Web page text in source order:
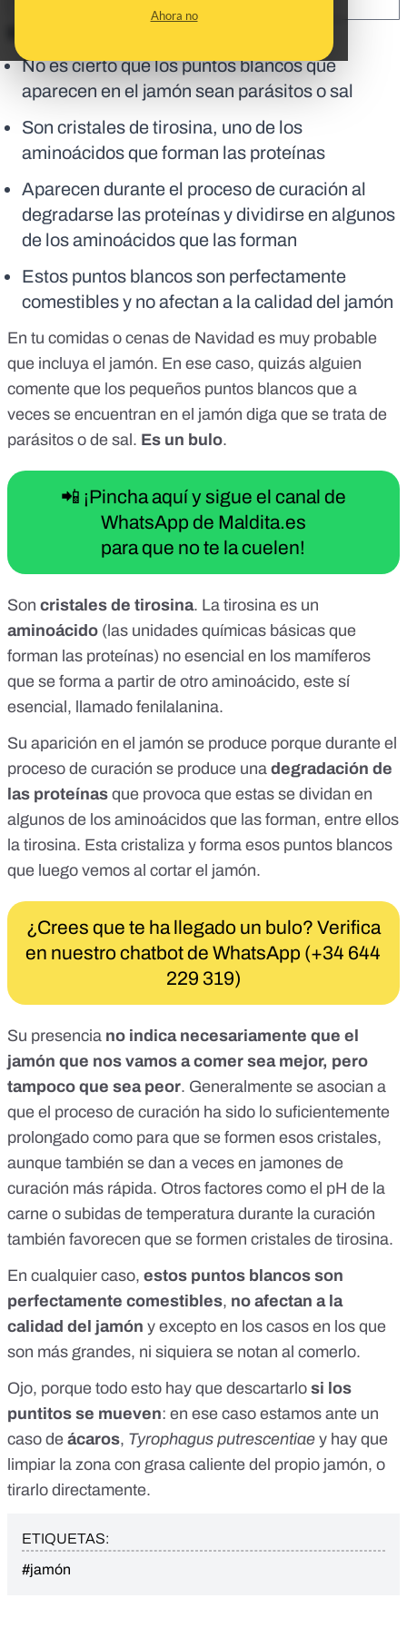
Ahora no
No es cierto que los puntos blancos que
aparecen en el jamón sean parásitos o sal
Son cristales de tirosina, uno de los
aminoácidos que forman las proteínas
Aparecen durante el proceso de curación al
degradarse las proteínas y dividirse en algunos
de los aminoácidos que las forman
Estos puntos blancos son perfectamente
comestibles y no afectan a la calidad del jamón
En tu comidas o cenas de Navidad es muy probable
que incluya el jamón. En ese caso, quizás alguien
comente que los pequeños puntos blancos que a
veces se encuentran en el jamón diga que se trata de
parásitos o de sal. Es un bulo.
📲 ¡Pincha aquí y sigue el canal de
WhatsApp de Maldita.es
para que no te la cuelen!
Son cristales de tirosina. La tirosina es un
aminoácido (las unidades químicas básicas que
forman las proteínas) no esencial en los mamíferos
que se forma a partir de otro aminoácido, este sí
esencial, llamado fenilalanina.
Su aparición en el jamón se produce porque durante el
proceso de curación se produce una degradación de
las proteínas que provoca que estas se dividan en
algunos de los aminoácidos que las forman, entre ellos
la tirosina. Esta cristaliza y forma esos puntos blancos
que luego vemos al cortar el jamón.
¿Crees que te ha llegado un bulo? Verifica
en nuestro chatbot de WhatsApp (+34 644
229 319)
Su presencia no indica necesariamente que el
jamón que nos vamos a comer sea mejor, pero
tampoco que sea peor. Generalmente se asocian a
que el proceso de curación ha sido lo suficientemente
prolongado como para que se formen esos cristales,
aunque también se dan a veces en jamones de
curación más rápida. Otros factores como el pH de la
carne o subidas de temperatura durante la curación
también favorecen que se formen cristales de tirosina.
En cualquier caso, estos puntos blancos son
perfectamente comestibles, no afectan a la
calidad del jamón y excepto en los casos en los que
son más grandes, ni siquiera se notan al comerlo.
Ojo, porque todo esto hay que descartarlo si los
puntitos se mueven: en ese caso estamos ante un
caso de ácaros, Tyrophagus putrescentiae y hay que
limpiar la zona con grasa caliente del propio jamón, o
tirarlo directamente.
ETIQUETAS:
#jamón